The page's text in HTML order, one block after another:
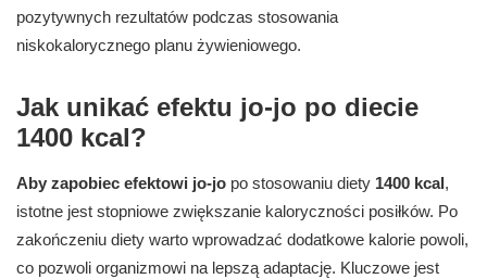
pozytywnych rezultatów podczas stosowania
niskokalorycznego planu żywieniowego.
Jak unikać efektu jo-jo po diecie
1400 kcal?
Aby zapobiec efektowi jo-jo po stosowaniu diety 1400 kcal,
istotne jest stopniowe zwiększanie kaloryczności posiłków. Po
zakończeniu diety warto wprowadzać dodatkowe kalorie powoli,
co pozwoli organizmowi na lepszą adaptację. Kluczowe jest